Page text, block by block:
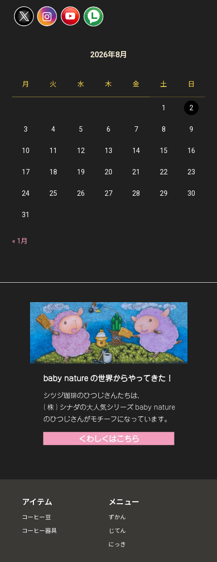
2026年8月
月 火 水 木 金 土 日
1 2
3 4 5 6 7 8 9
10 11 12 13 14 15 16
17 18 19 20 21 22 23
24 25 26 27 28 29 30
31
« 1月
アイテム
コーヒー豆
コーヒー器具
メニュー
ずかん
じてん
にっき